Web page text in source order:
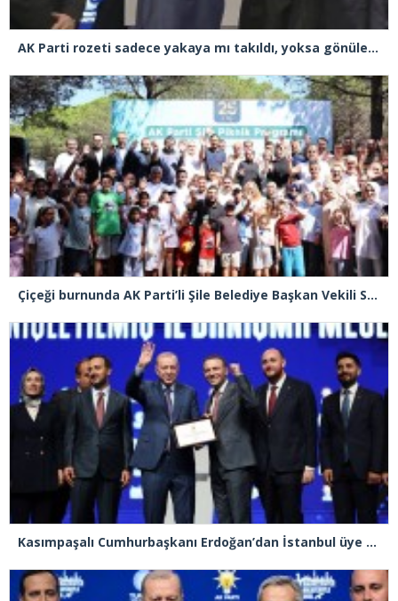
AK Parti rozeti sadece yakaya mı takıldı, yoksa gönüle takılmadı mı?
Çiçeği burnunda AK Parti’li Şile Belediye Başkan Vekili Sacit Terzi, teşkilatlarla piknikte buluştu
Kasımpaşalı Cumhurbaşkanı Erdoğan’dan İstanbul üye birincisi Beyoğlu İlçe Başkanı Kasım Fırat’a plaket